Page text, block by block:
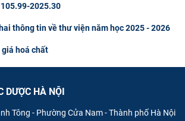
2025.30
thông tin về thư viện năm học 2025 - 2026
hoá chất
DƯỢC HÀ NỘI
Tông - Phường Cửa Nam - Thành phố Hà Nội